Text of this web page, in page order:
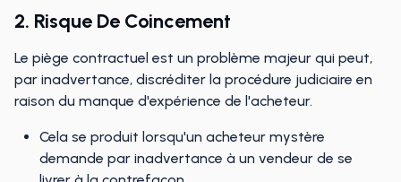
2. Risque De Coincement
Le piège contractuel est un problème majeur qui peut,
par inadvertance, discréditer la procédure judiciaire en
raison du manque d'expérience de l'acheteur.
Cela se produit lorsqu'un acheteur mystère
demande par inadvertance à un vendeur de se